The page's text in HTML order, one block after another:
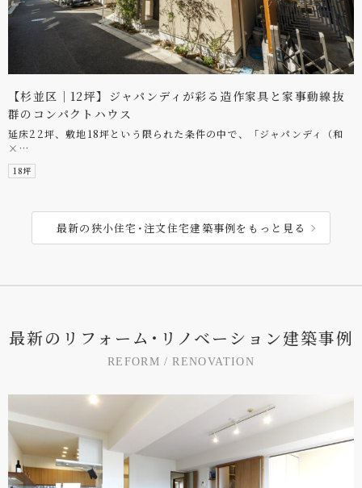
【杉並区｜12坪】ジャパンディが彩る造作家具と家事動線抜
群のコンパクトハウス
延床22坪、敷地18坪という限られた条件の中で、「ジャパンディ（和
×…
18坪
最新の狭小住宅･注文住宅建築事例をもっと見る
最新の リ フ ォ ー ム ･ リ ノ ベー シ ョ ン建築事例
RE FORM / RENOVATION